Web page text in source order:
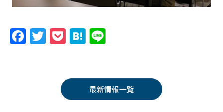
F T
er
P
k
et
H
n
a
最新情報一覧